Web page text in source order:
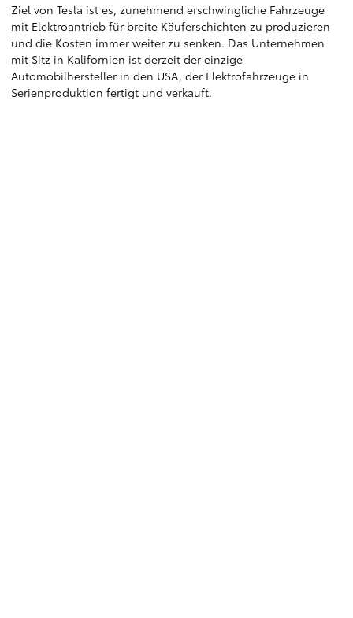
Ziel von Tesla ist es, zunehmend erschwingliche Fahrzeuge
mit Elektroantrieb für breite Käuferschichten zu produzieren
und die Kosten immer weiter zu senken. Das Unternehmen
mit Sitz in Kalifornien ist derzeit der einzige
Automobilhersteller in den USA, der Elektrofahrzeuge in
Serienproduktion fertigt und verkauft.